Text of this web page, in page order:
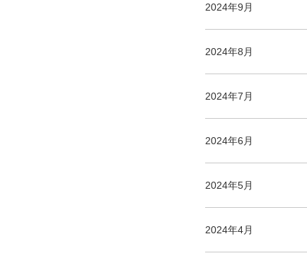
2024年9月
2024年8月
2024年7月
2024年6月
2024年5月
2024年4月